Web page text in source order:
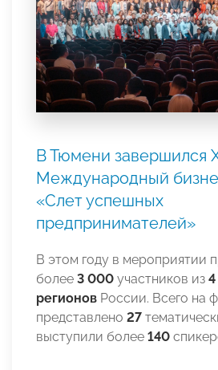
В Тюмени завершился
Международный
«Слет успешных
предпринимателей»
В этом году в мероприятии
более 3 000 участников из
регионов России. Всего на
представлено 27
выступили более 140